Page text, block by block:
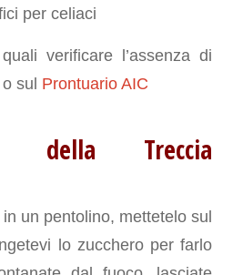
per celiaci
verificare l’assenza di
sul Prontuario AIC
della Treccia
un pentolino, mettetelo sul
lo zucchero per farlo